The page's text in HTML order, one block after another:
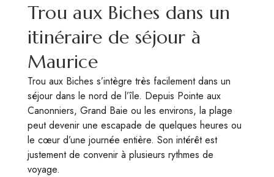
Trou aux Biches dans un
itinéraire de séjour à
Maurice
Trou aux Biches s’intègre très facilement dans un
séjour dans le nord de l’île. Depuis Pointe aux
Canonniers, Grand Baie ou les environs, la plage
peut devenir une escapade de quelques heures ou
le cœur d’une journée entière. Son intérêt est
justement de convenir à plusieurs rythmes de
voyage.